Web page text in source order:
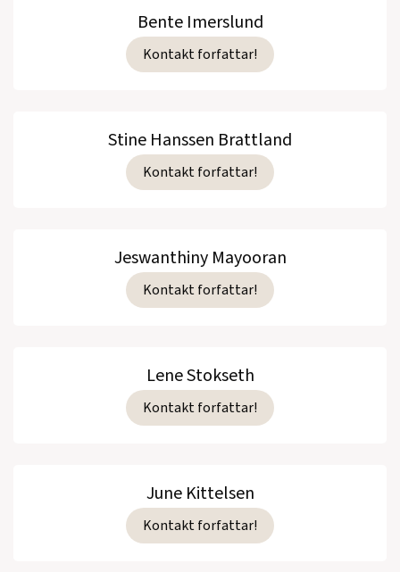
Bente Imerslund
Kontakt forfattar!
Stine Hanssen Brattland
Kontakt forfattar!
Jeswanthiny Mayooran
Kontakt forfattar!
Lene Stokseth
Kontakt forfattar!
June Kittelsen
Kontakt forfattar!